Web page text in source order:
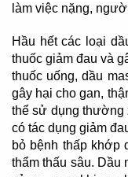
làm việc nặng,
Hầu hết các loại
thuốc giảm đau và
thuốc uống, dầu
gây hại cho gan,
thể sử dụng thường
có tác dụng giảm
bỏ bệnh thấp khớp
thẩm thấu sâu. Dầu